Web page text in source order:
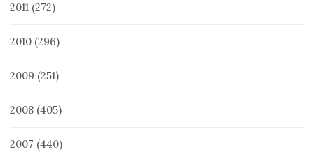
2011 (272)
2010 (296)
2009 (251)
2008 (405)
2007 (440)